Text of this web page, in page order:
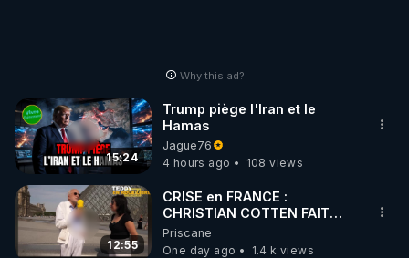
Why this ad?
15:24
Trump piège l'Iran et le
Hamas
Jague76
4 hours ago
108 views
12:55
CRISE en FRANCE :
CHRISTIAN COTTEN FAIT
une étrange découverte
Priscane
One day ago
1.4 k views